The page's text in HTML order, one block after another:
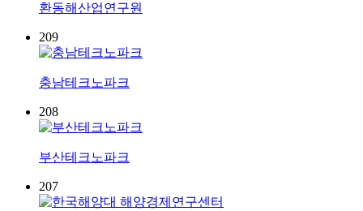
환동해산업연구원
209
충남테크노파크
208
부산테크노파크
207